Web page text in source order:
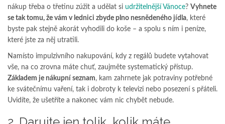
nákup třeba o třetinu zúžit a udělat si udržitelnější Vánoce? Vyhnete
se tak tomu, že vám v lednici zbyde plno nesnědeného jídla, které
byste pak stejně akorát vyhodili do koše – a spolu s ním i peníze,
které jste za něj utratili.
Namísto impulzivního nakupování, kdy z regálů budete vytahovat
vše, na co zrovna máte chuť, zaujměte systematický přístup.
Základem je nákupní seznam, kam zahrnete jak potraviny potřebné
ke svátečnímu vaření, tak i dobroty k televizi nebo posezení s přáteli.
Uvidíte, že ušetříte a nakonec vám nic chybět nebude.